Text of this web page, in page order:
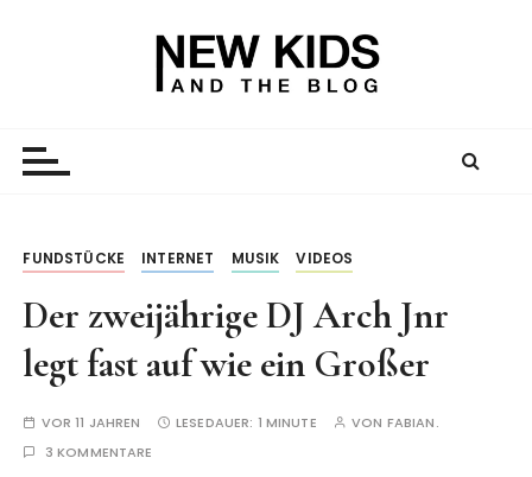
FUNDSTÜCKE INTERNET MUSIK VIDEOS
Der zweijährige DJ Arch Jnr
legt fast auf wie ein Großer
VOR 11 JAHREN LESEDAUER: 1 MINUTE VON FABIAN.
3 KOMMENTARE